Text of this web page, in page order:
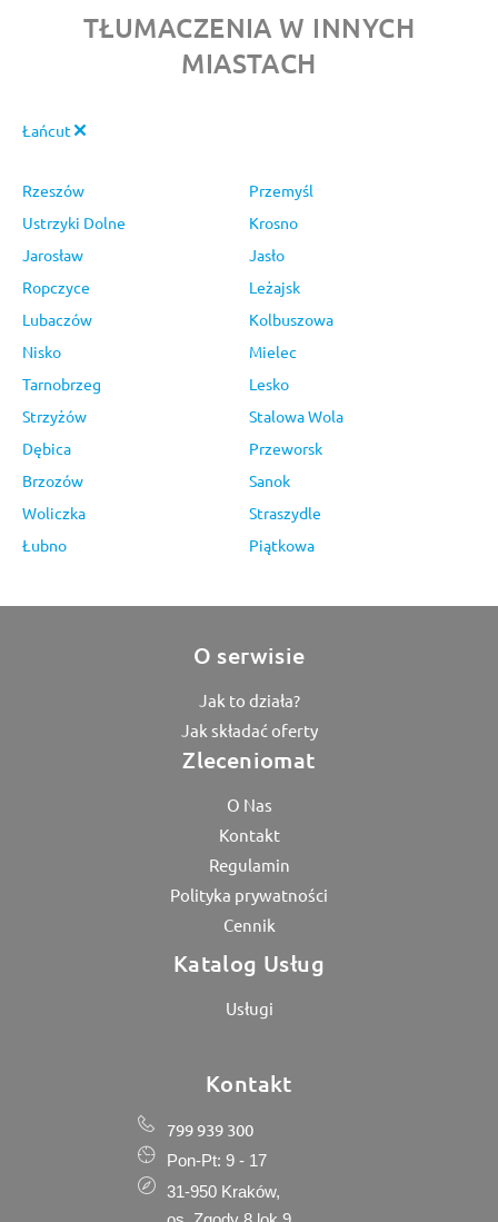
TŁUMACZENIA W INNYCH
MIASTACH
Łańcut
Rzeszów
Przemyśl
Ustrzyki Dolne
Krosno
Jarosław
Jasło
Ropczyce
Leżajsk
Lubaczów
Kolbuszowa
Nisko
Mielec
Tarnobrzeg
Lesko
Strzyżów
Stalowa Wola
Dębica
Przeworsk
Brzozów
Sanok
Woliczka
Straszydle
Łubno
Piątkowa
O serwisie
Jak to działa?
Jak składać oferty
Zleceniomat
O Nas
Kontakt
Regulamin
Polityka prywatności
Cennik
Katalog Usług
Usługi
Kontakt
799 939 300
Pon-Pt: 9 - 17
31-950 Kraków,